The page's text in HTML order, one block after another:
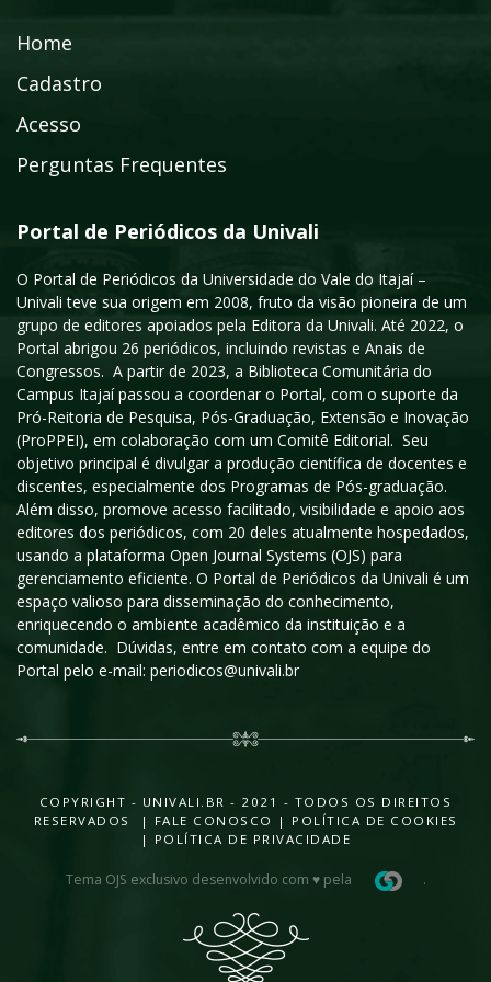
Home
Cadastro
Acesso
Perguntas Frequentes
Portal de Periódicos da Univali
O Portal de Periódicos da Universidade do Vale do Itajaí –
Univali teve sua origem em 2008, fruto da visão pioneira de um
grupo de editores apoiados pela Editora da Univali. Até 2022, o
Portal abrigou 26 periódicos, incluindo revistas e Anais de
Congressos. A partir de 2023, a Biblioteca Comunitária do
Campus Itajaí passou a coordenar o Portal, com o suporte da
Pró-Reitoria de Pesquisa, Pós-Graduação, Extensão e Inovação
(ProPPEI), em colaboração com um Comitê Editorial. Seu
objetivo principal é divulgar a produção científica de docentes e
discentes, especialmente dos Programas de Pós-graduação.
Além disso, promove acesso facilitado, visibilidade e apoio aos
editores dos periódicos, com 20 deles atualmente hospedados,
usando a plataforma Open Journal Systems (OJS) para
gerenciamento eficiente. O Portal de Periódicos da Univali é um
espaço valioso para disseminação do conhecimento,
enriquecendo o ambiente acadêmico da instituição e a
comunidade. Dúvidas, entre em contato com a equipe do
Portal pelo e-mail: periodicos@univali.br
COPYRIGHT - UNIVALI.BR - 2021 - TODOS OS DIREITOS
RESERVADOS |
FALE CONOSCO | POLÍTICA DE COOKIES
| POLÍTICA DE PRIVACIDADE
Tema OJS exclusivo desenvolvido com ♥ pela .